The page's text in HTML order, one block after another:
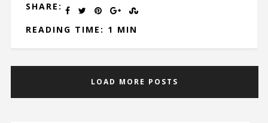
SHARE:
READING TIME: 1 MIN
LOAD MORE POSTS